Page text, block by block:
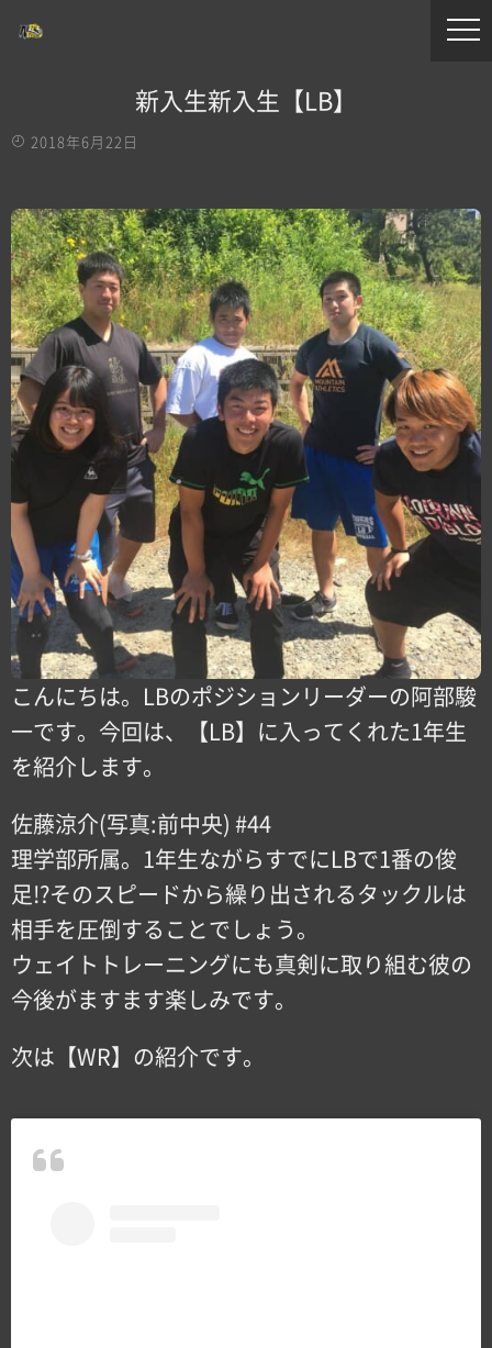
新入生新入生【LB】
2018年6月22日
こんにちは。LBのポジションリーダーの阿部駿
一です。今回は、【LB】に入ってくれた1年生
を紹介します。
佐藤涼介(写真:前中央) #44
理学部所属。1年生ながらすでにLBで1番の俊
足!?そのスピードから繰り出されるタックルは
相手を圧倒することでしょう。
ウェイトトレーニングにも真剣に取り組む彼の
今後がますます楽しみです。
次は【WR】の紹介です。